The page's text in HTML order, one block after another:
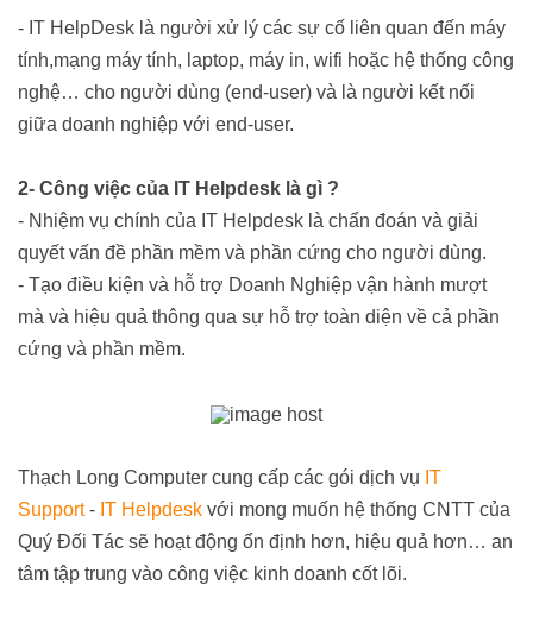
- IT HelpDesk là người xử lý các sự cố liên quan đến máy
tính,mạng máy tính, laptop, máy in, wifi hoặc hệ thống công
nghệ… cho người dùng (end-user) và là người kết nối
giữa doanh nghiệp với end-user.
2- Công việc của IT Helpdesk là gì ?
- Nhiệm vụ chính của IT Helpdesk là chẩn đoán và giải
quyết vấn đề phần mềm và phần cứng cho người dùng.
- Tạo điều kiện và hỗ trợ Doanh Nghiệp vận hành mượt
mà và hiệu quả thông qua sự hỗ trợ toàn diện về cả phần
cứng và phần mềm.
Thạch Long Computer cung cấp các gói dịch vụ IT
Support- IT Helpdesk với mong muốn hệ thống CNTT của
Quý Đối Tác sẽ hoạt động ổn định hơn, hiệu quả hơn… an
tâm tập trung vào công việc kinh doanh cốt lõi.